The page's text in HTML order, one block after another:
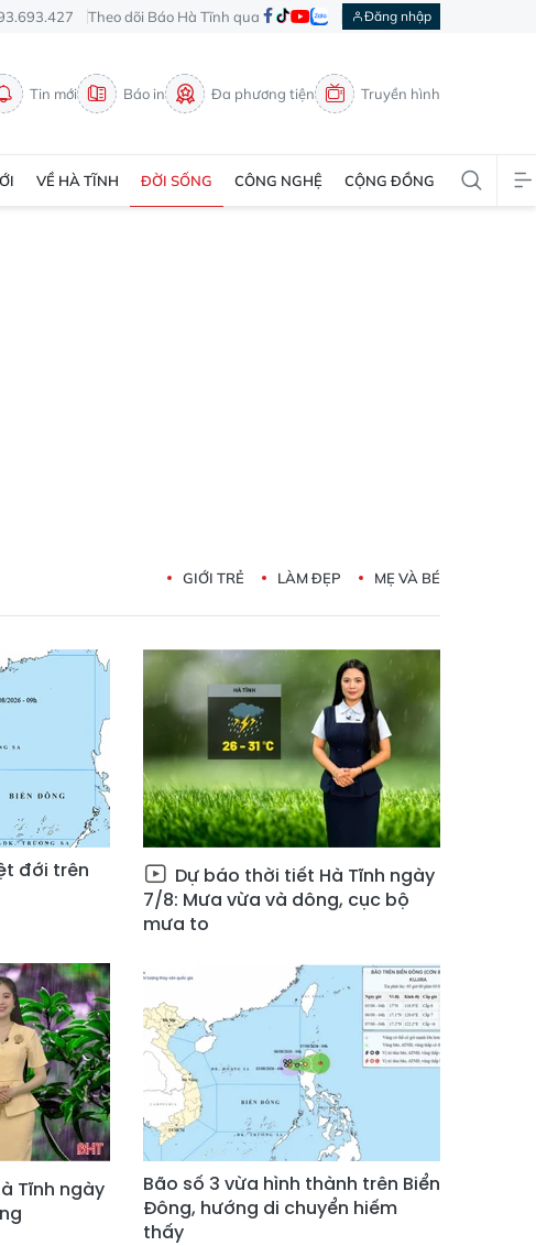
Theo dõi Báo Hà Tĩnh qua Đăng nhập
Tin mới Báo in Đa phương tiện Truyền hình
VỀ HÀ TĨNH ĐỜI SỐNG CÔNG NGHỆ CỘNG ĐỒNG
GIỚI TRẺ LÀM ĐẸP MẸ VÀ BÉ
đới trên
Dự báo thời tiết Hà Tĩnh ngày
7/8: Mưa vừa và dông, cục bộ
mưa to
Tĩnh ngày
Bão số 3 vừa hình thành trên Biển
Đông, hướng di chuyển hiếm
thấy